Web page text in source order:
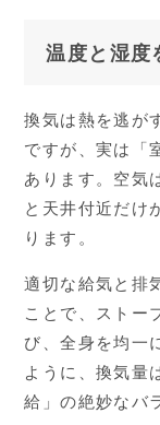
温度と湿度
換気は熱を逃が
ですが、実は「
あります。空気
と天井付近だけ
ります。
適切な給気と排
ことで、ストー
び、全身を均一
ように、換気量
給」の絶妙なバ